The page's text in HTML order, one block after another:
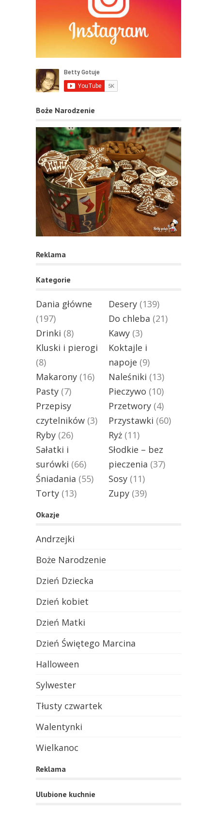
Boże Narodzenie
Reklama
Kategorie
Dania główne
(197)
Desery (139)
Do chleba (21)
Drinki (8) Kawy (3)
Kluski i pierogi
(8)
Koktajle i
napoje (9)
Makarony (16) Naleśniki (13)
Pasty (7) Pieczywo (10)
Przepisy
czytelników (3)
Przetwory (4)
Przystawki (60)
Ryby (26) Ryż (11)
Sałatki i
surówki (66)
Słodkie – bez
pieczenia (37)
Śniadania (55) Sosy (11)
Torty (13) Zupy (39)
Okazje
Andrzejki
Boże Narodzenie
Dzień Dziecka
Dzień kobiet
Dzień Matki
Dzień Świętego Marcina
Halloween
Sylwester
Tłusty czwartek
Walentynki
Wielkanoc
Reklama
Ulubione kuchnie